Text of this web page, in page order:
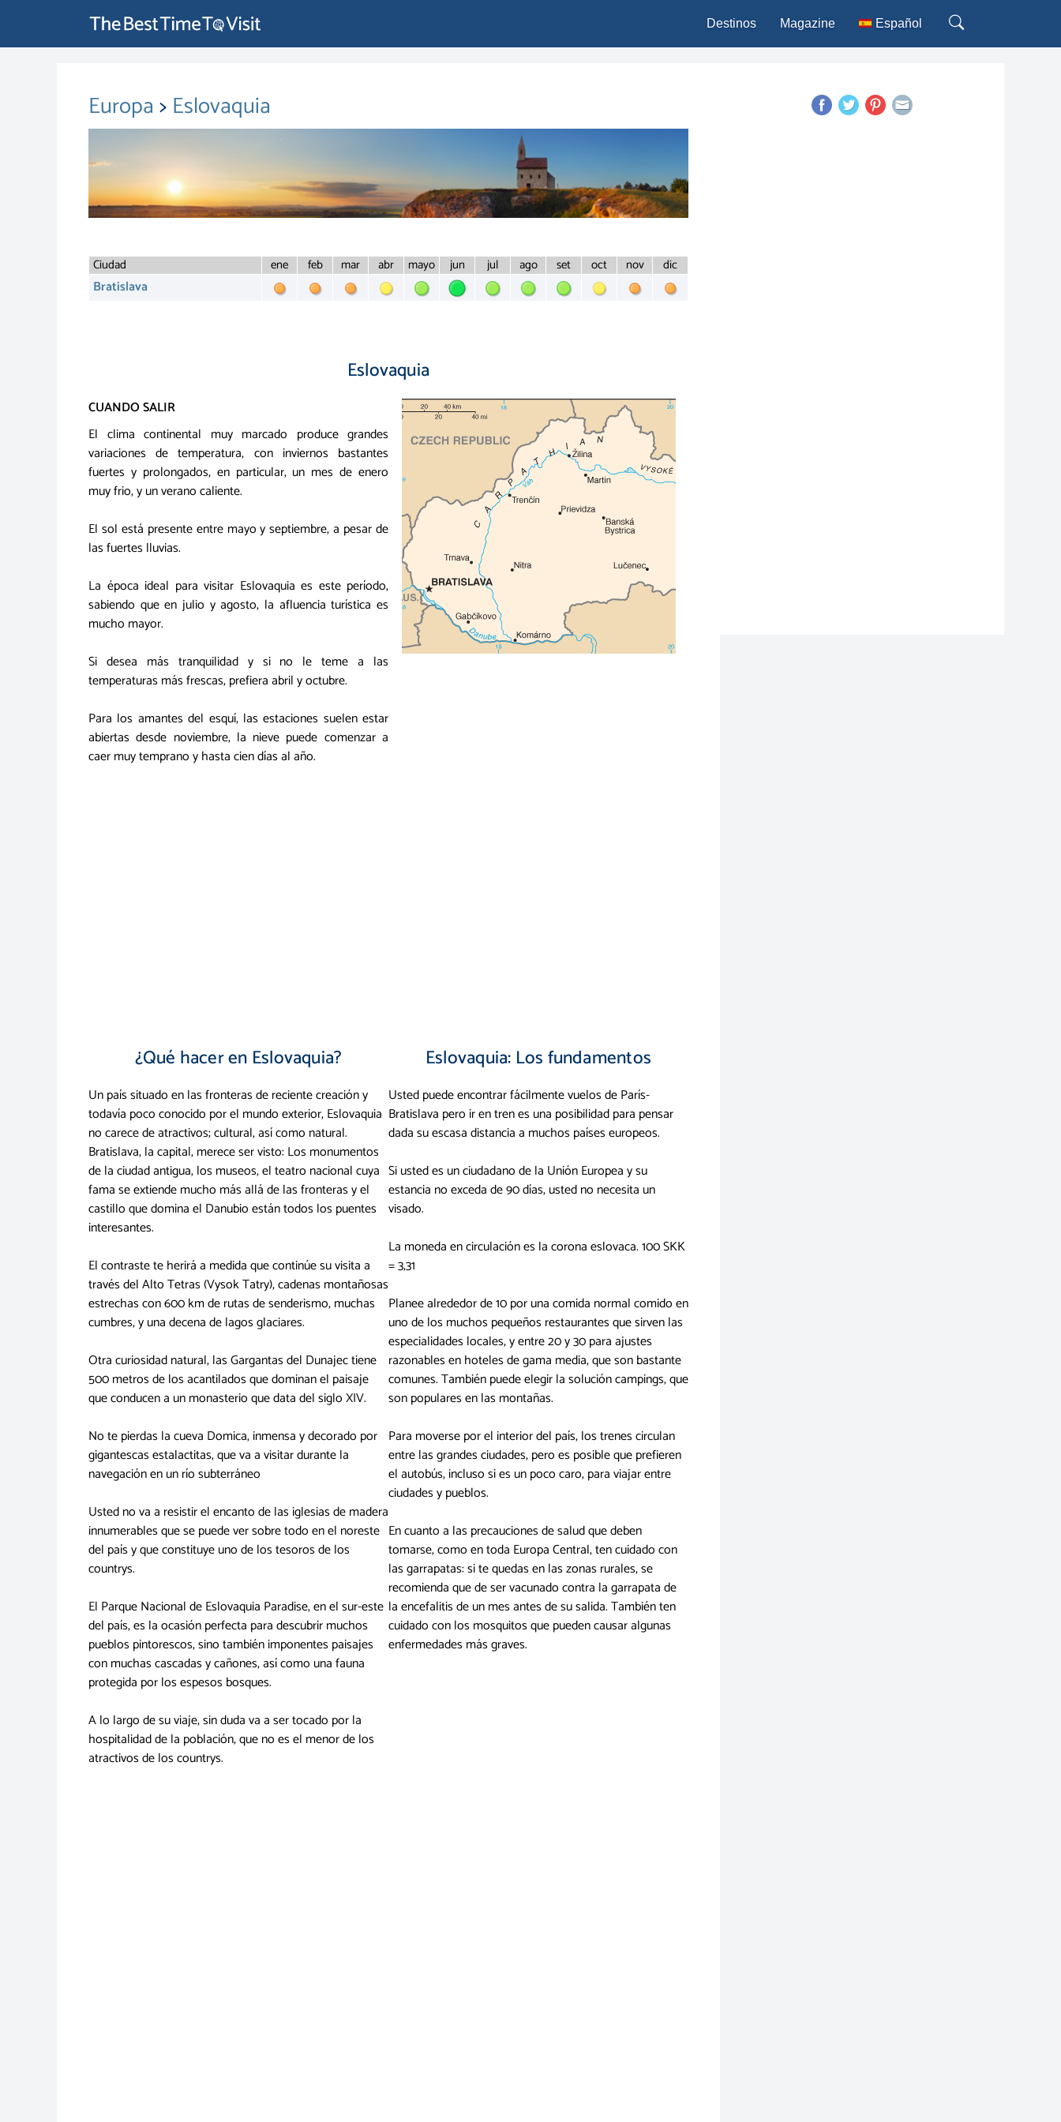
Destinos Magazine Español
Français
Europa>Eslovaquia
Ciudad ene feb mar abr mayo jun jul ago set oct nov dic
Bratislava
Eslovaquia
CUANDO SALIR
El clima continental muy marcado produce grandes
variaciones de temperatura, con inviernos bastantes
fuertes y prolongados, en particular, un mes de enero
muy frio, y un verano caliente.
El sol está presente entre mayo y septiembre, a pesar de
las fuertes lluvias.
La época ideal para visitar Eslovaquia es este período,
sabiendo que en julio y agosto, la afluencia turística es
mucho mayor.
Si desea más tranquilidad y si no le teme a las
temperaturas más frescas, prefiera abril y octubre.
Para los amantes del esquí, las estaciones suelen estar
abiertas desde noviembre, la nieve puede comenzar a
caer muy temprano y hasta cien días al año.
¿Qué hacer en Eslovaquia?
Un país situado en las fronteras de reciente creación y
todavía poco conocido por el mundo exterior, Eslovaquia
no carece de atractivos; cultural, así como natural.
Bratislava, la capital, merece ser visto: Los monumentos
de la ciudad antigua, los museos, el teatro nacional cuya
fama se extiende mucho más allá de las fronteras y el
castillo que domina el Danubio están todos los puentes
interesantes.
El contraste te herirá a medida que continúe su visita a
través del Alto Tetras (Vysok Tatry), cadenas montañosas
estrechas con 600 km de rutas de senderismo, muchas
cumbres, y una decena de lagos glaciares.
Otra curiosidad natural, las Gargantas del Dunajec tiene
500 metros de los acantilados que dominan el paisaje
que conducen a un monasterio que data del siglo XIV.
No te pierdas la cueva Domica, inmensa y decorado por
gigantescas estalactitas, que va a visitar durante la
navegación en un río subterráneo
Usted no va a resistir el encanto de las iglesias de madera
innumerables que se puede ver sobre todo en el noreste
del país y que constituye uno de los tesoros de los
countrys.
El Parque Nacional de Eslovaquia Paradise, en el sur-este
del país, es la ocasión perfecta para descubrir muchos
pueblos pintorescos, sino también imponentes paisajes
con muchas cascadas y cañones, así como una fauna
protegida por los espesos bosques.
A lo largo de su viaje, sin duda va a ser tocado por la
hospitalidad de la población, que no es el menor de los
atractivos de los countrys.
Eslovaquia: Los fundamentos
Usted puede encontrar fácilmente vuelos de París-
Bratislava pero ir en tren es una posibilidad para pensar
dada su escasa distancia a muchos países europeos.
Si usted es un ciudadano de la Unión Europea y su
estancia no exceda de 90 días, usted no necesita un
visado.
La moneda en circulación es la corona eslovaca. 100 SKK
= 3,31
Planee alrededor de 10 por una comida normal comido en
uno de los muchos pequeños restaurantes que sirven las
especialidades locales, y entre 20 y 30 para ajustes
razonables en hoteles de gama media, que son bastante
comunes. También puede elegir la solución campings, que
son populares en las montañas.
Para moverse por el interior del país, los trenes circulan
entre las grandes ciudades, pero es posible que prefieren
el autobús, incluso si es un poco caro, para viajar entre
ciudades y pueblos.
En cuanto a las precauciones de salud que deben
tomarse, como en toda Europa Central, ten cuidado con
las garrapatas: si te quedas en las zonas rurales, se
recomienda que de ser vacunado contra la garrapata de
la encefalitis de un mes antes de su salida. También ten
cuidado con los mosquitos que pueden causar algunas
enfermedades más graves.